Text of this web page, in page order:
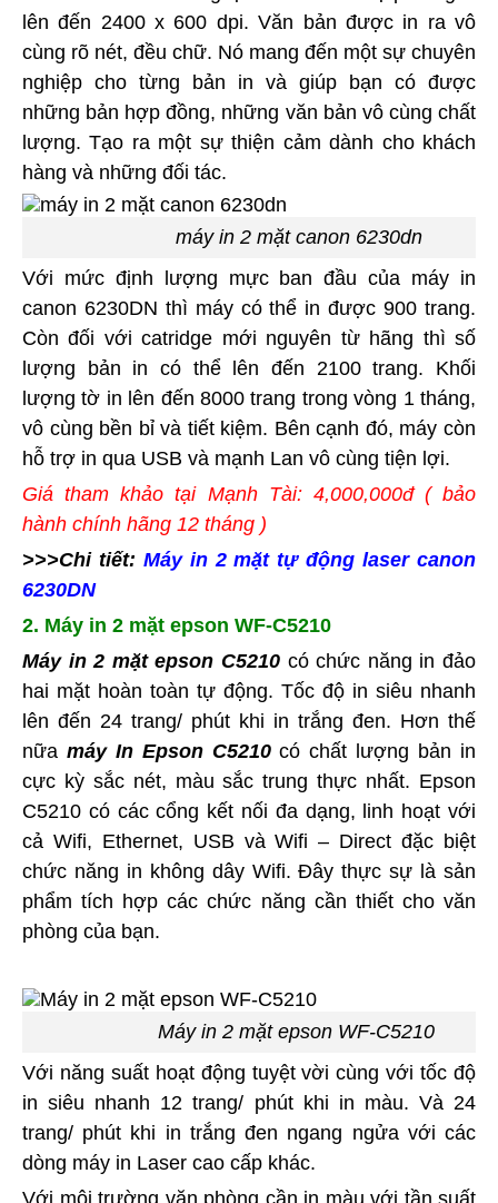
lên đến 2400 x 600 dpi. Văn bản được in ra vô
cùng rõ nét, đều chữ. Nó mang đến một sự chuyên
nghiệp cho từng bản in và giúp bạn có được
những bản hợp đồng, những văn bản vô cùng chất
lượng. Tạo ra một sự thiện cảm dành cho khách
hàng và những đối tác.
máy in 2 mặt canon 6230dn
Với mức định lượng mực ban đầu của máy in
canon 6230DN thì máy có thể in được 900 trang.
Còn đối với catridge mới nguyên từ hãng thì số
lượng bản in có thể lên đến 2100 trang. Khối
lượng tờ in lên đến 8000 trang trong vòng 1 tháng,
vô cùng bền bỉ và tiết kiệm. Bên cạnh đó, máy còn
hỗ trợ in qua USB và mạnh Lan vô cùng tiện lợi.
Giá tham khảo tại Mạnh Tài: 4,000,000đ ( bảo
hành chính hãng 12 tháng )
>>>Chi tiết: Máy in 2 mặt tự động laser canon
6230DN
2. Máy in 2 mặt epson WF-C5210
Máy in 2 mặt epson C5210 có chức năng in đảo
hai mặt hoàn toàn tự động. Tốc độ in siêu nhanh
lên đến 24 trang/ phút khi in trắng đen. Hơn thế
nữa máy In Epson C5210có chất lượng bản in
cực kỳ sắc nét, màu sắc trung thực nhất. Epson
C5210 có các cổng kết nối đa dạng, linh hoạt với
cả Wifi, Ethernet, USB và Wifi – Direct đặc biệt
chức năng in không dây Wifi. Đây thực sự là sản
phẩm tích hợp các chức năng cần thiết cho văn
phòng của bạn.
Máy in 2 mặt epson WF-C5210
Với năng suất hoạt động tuyệt vời cùng với tốc độ
in siêu nhanh 12 trang/ phút khi in màu. Và 24
trang/ phút khi in trắng đen ngang ngửa với các
dòng máy in Laser cao cấp khác.
Với môi trường văn phòng cần in màu với tần suất